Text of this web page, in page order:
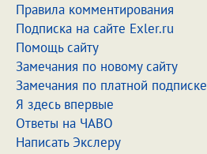
Правила комментирования
Подписка на сайте Exler.ru
Помощь сайту
Замечания по новому сайту
Замечания по платной подписке
Я здесь впервые
Ответы на ЧАВО
Написать Экслеру